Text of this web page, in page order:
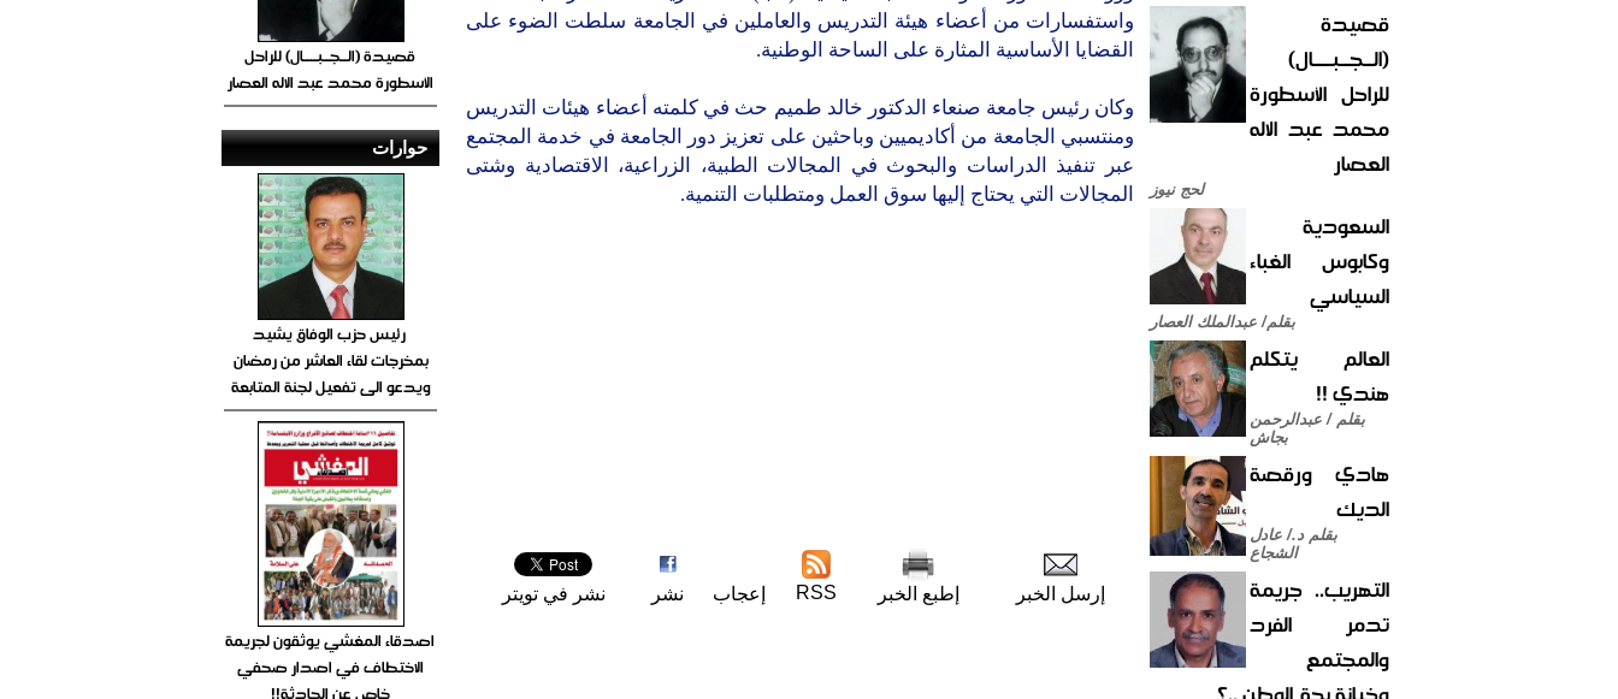
قصيدة
(الــجــبــــال)
للراحل الأسطورة
محمد عبد الاله
العصار
لحج نيوز
السعودية
وكابوس الغباء
السياسي
بقلم/ عبدالملك العصار
العالم يتكلم
هندي !!
بقلم / عبدالرحمن
بجاش
هادي ورقصة
الديك
بقلم د./ عادل
الشجاع
التهريب.. جريمة
تدمر الفرد
والمجتمع
واستفسارات من أعضاء هيئة التدريس والعاملين في الجامعة سلطت الضوء على
القضايا الأساسية المثارة على الساحة الوطنية.
وكان رئيس جامعة صنعاء الدكتور خالد طميم حث في كلمته أعضاء هيئات التدريس
ومنتسبي الجامعة من أكاديميين وباحثين على تعزيز دور الجامعة في خدمة المجتمع
عبر تنفيذ الدراسات والبحوث في المجالات الطبية، الزراعية، الاقتصادية وشتى
المجالات التي يحتاج إليها سوق العمل ومتطلبات التنمية.
إرسل الخبر إطبع الخبر RSS إعجاب نشر نشر في تويتر
قصيدة (الــجــبــــال) للراحل
الأسطورة محمد عبد الاله العصار
حوارات
رئيس حزب الوفاق يشيد
بمخرجات لقاء العاشر من رمضان
ويدعو الى تفعيل لجنة المتابعة
اصدقاء المغشي يوثقون لجريمة
الاختطاف في اصدار صحفي
خاص عن الحادثة!!